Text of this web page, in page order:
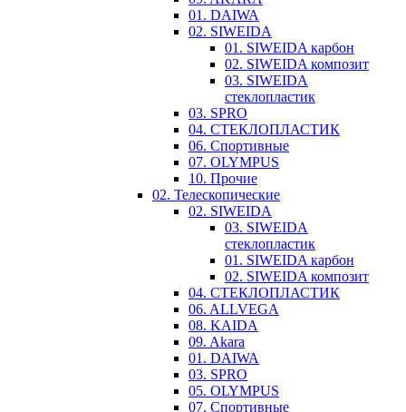
01. DAIWA
02. SIWEIDA
01. SIWEIDA карбон
02. SIWEIDA композит
03. SIWEIDA
стеклопластик
03. SPRO
04. СТЕКЛОПЛАСТИК
06. Спортивные
07. OLYMPUS
10. Прочие
02. Телескопические
02. SIWEIDA
03. SIWEIDA
стеклопластик
01. SIWEIDA карбон
02. SIWEIDA композит
04. СТЕКЛОПЛАСТИК
06. ALLVEGA
08. KAIDA
09. Akara
01. DAIWA
03. SPRO
05. OLYMPUS
07. Спортивные